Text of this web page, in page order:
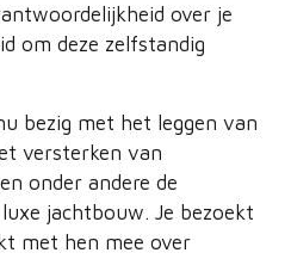
over je
om deze zelfstandig
bezig met het leggen van
versterken van
onder andere de
jachtbouw. Je bezoekt
met hen mee over